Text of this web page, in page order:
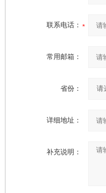
联系电话：
常用邮箱：
省份：
详细地址：
补充说明：